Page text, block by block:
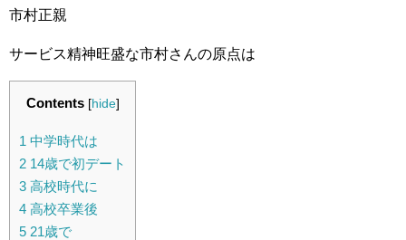
市村正親
サービス精神旺盛な市村さんの原点は
Contents [hide]
1 中学時代は
2 14歳で初デート
3 高校時代に
4 高校卒業後
5 21歳で